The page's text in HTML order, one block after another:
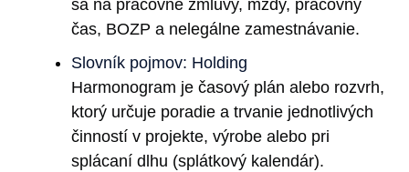
sa na pracovné zmluvy, mzdy, pracovný
čas, BOZP a nelegálne zamestnávanie.
Slovník pojmov: Holding
Harmonogram je časový plán alebo rozvrh,
ktorý určuje poradie a trvanie jednotlivých
činností v projekte, výrobe alebo pri
splácaní dlhu (splátkový kalendár).